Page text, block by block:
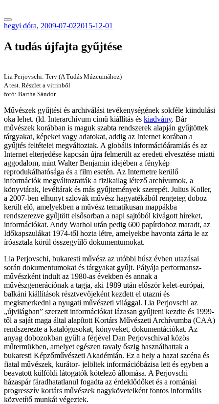
hegyi dóra, 2009-07-022015-12-01
A tudás újfajta gyűjtése
Lia Perjovschi: Terv (A Tudás Múzeumához)
A test. Részlet a vitrinből
fotó: Bartha Sándor
Művészek gyűjtési és archiválási tevékenységének sokféle kiindulási
oka lehet. (ld. Interarchívum című kiállítás és kiadvány. Bár
művészek korábban is maguk szabta rendszerek alapján gyűjtöttek
tárgyakat, képeket vagy adatokat, addig az Internet korában a
gyűjtés feltételei megváltoztak. A globális információáramlás és az
Internet elterjedése kapcsán újra felmerült az eredeti elvesztése miatti
aggodalom, mint Walter Benjamin idejében a fénykép
reprodukálhatósága és a film esetén. Az Internetre kerülő
információk megváltoztatták a fizikailag létező archívumok, a
könyvtárak, levéltárak és más gyűjtemények szerepét. Julius Koller,
a 2007-ben elhunyt szlovák művész hagyatékából rengeteg doboz
került elő, amelyekben a művész tematikusan mappákba
rendszerezve gyűjtött elsősorban a napi sajtóból kivágott híreket,
információkat. Andy Warhol után pedig 600 papírdoboz maradt, az
Időkapszulákat 1974-től hozta létre, amelyekbe havonta zárta le az
íróasztala körül összegyűlő dokumentumokat.
Lia Perjovschi, bukaresti művész az utóbbi húsz évben utazásai
során dokumentumokat és tárgyakat gyűjt. Pályája performansz-
művészként indult az 1980-as években és annak a
művészgenerációnak a tagja, aki 1989 után először kelet-európai,
balkáni kiállítások résztvevőjeként kezdett el utazni és
megismerkedni a nyugati művészeti világgal. Lia Perjovschi az
„újvilágban” szerzett információkat lázasan gyűjteni kezdte és 1999-
től a saját maga által alapított Kortárs Művészeti Archívumba (CAA)
rendszerezte a katalógusokat, könyveket, dokumentációkat. Az
anyag dobozokban gyűlt a férjével Dan Perjovschival közös
műtermükben, amelyet egészen tavaly őszig használhattak a
bukaresti Képzőművészeti Akadémián. Ez a hely a hazai szcéna és
fiatal művészek, kurátor- jelöltek információbázisa lett és egyben a
beavatott külföldi látogatók kötelező állomása. A Perjovschi
házaspár fáradhatatlanul fogadta az érdeklődőket és a romániai
progresszív kortárs művészek nagyköveteiként fontos informális
közvetítő munkát végeztek.